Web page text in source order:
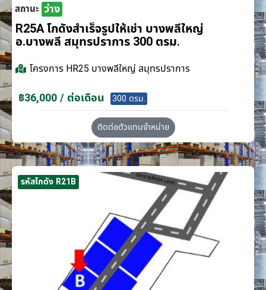
สถานะ ว่าง
R25A โกดังสำเร็จรูปให้เช่า บางพลีใหญ่
อ.บางพลี สมุทรปราการ 300 ตรม.
โครงการ HR25 บางพลีใหญ่ สมุทรปราการ
฿36,000 / ต่อเดือน 300 ตรม.
ติดต่อตัวแทนจำหน่าย
รหัสโกดัง R21B